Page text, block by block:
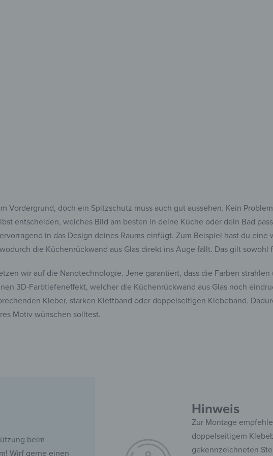
Vordergrund, doch ein Spitzschutz muss auch gut aussehen. Kein
entscheiden, welches Bild am besten in deine Küche oder dein Bad
in das Design deines Raums einfügt. Zum Beispiel hast du
die Küchenrückwand aus Glas direkt ins Auge fällt. Das gilt sowohl
wir auf die Nanotechnologie. Jene garantiert, dass die Farben
3D-Farbtiefeneffekt, welcher die Küchenrückwand aus Glas noch
Kleber, starken Klettband oder doppelseitigen Klebeband.
Motiv wünschen solltest.
beim
Wirf gerne einen
Hinweis
Zur Montage
doppelseitigem
gekennzeichneten